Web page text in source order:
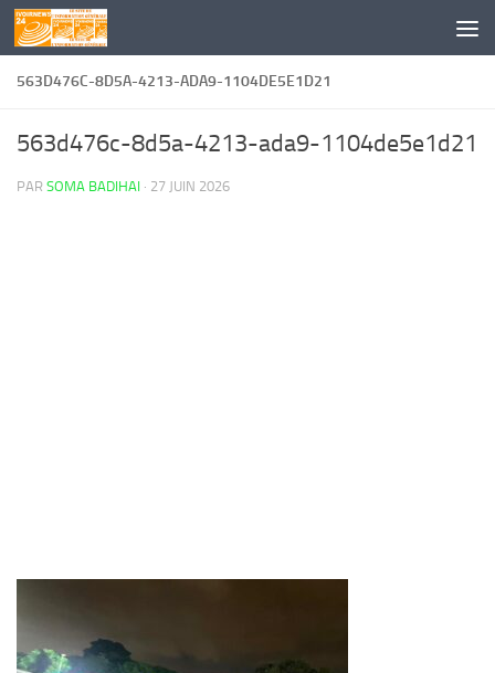
Skip to content
563D476C-8D5A-4213-ADA9-1104DE5E1D21
563d476c-8d5a-4213-ada9-1104de5e1d21
PAR SOMA BADIHAI · 27 JUIN 2026